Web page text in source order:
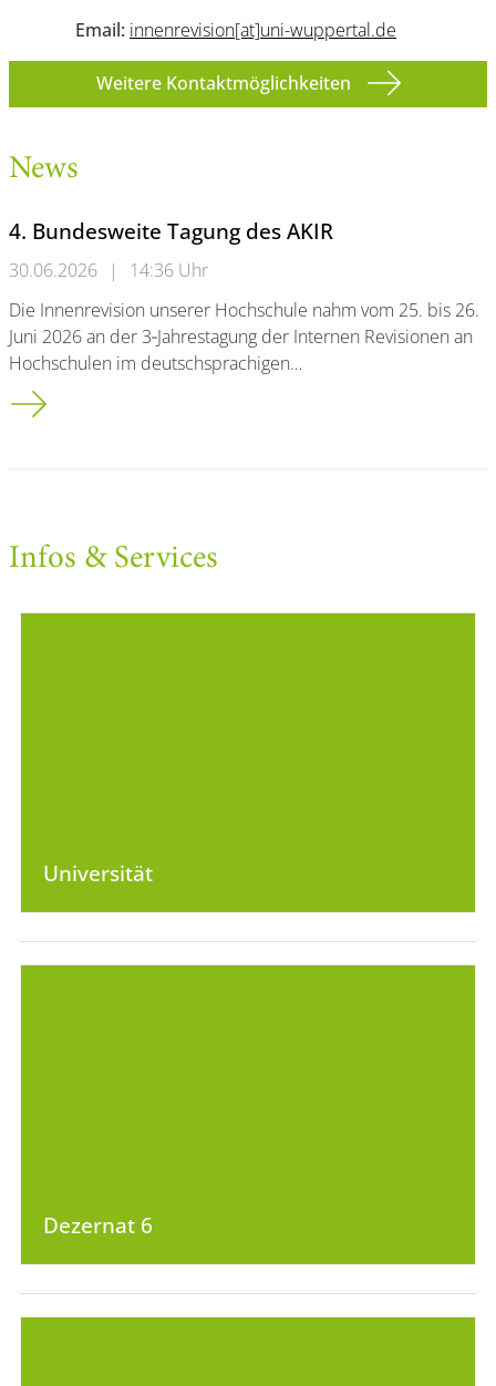
Email: innenrevision[at]uni-wuppertal.de
Weitere Kontaktmöglichkeiten
News
4. Bundesweite Tagung des AKIR
30.06.2026 |
14:36 Uhr
Die Innenrevision unserer Hochschule nahm vom 25. bis 26.
Juni 2026 an der 3‑Jahrestagung der Internen Revisionen an
Hochschulen im deutschsprachigen…
4. Bundesweite Tagung des AKIR
Infos & Services
Universität
Dezernat 6